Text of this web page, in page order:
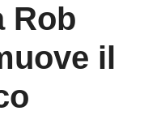
Rob
il